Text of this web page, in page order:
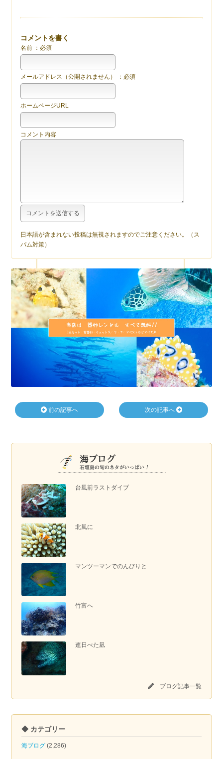
台風前ラストダイブ
北風に
マンツーマンでのんびりと
竹富へ
連日べた凪
ブログ記事一覧
◆ カテゴリー
海ブログ (2,286)
コメントを書く
名前 ：必須
メールアドレス（公開されません） ：必須
ホームページURL
コメント内容
日本語が含まれない投稿は無視されますのでご注意ください。（ス
パム対策）
前の記事へ 次の記事へ